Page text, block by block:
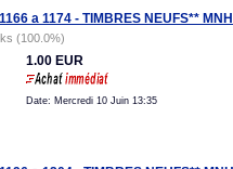
a 1174 - TIMBRES NEUFS** MNH
(100.0%)
1.00 EUR
Date: Mercredi 10 Juin 13:35